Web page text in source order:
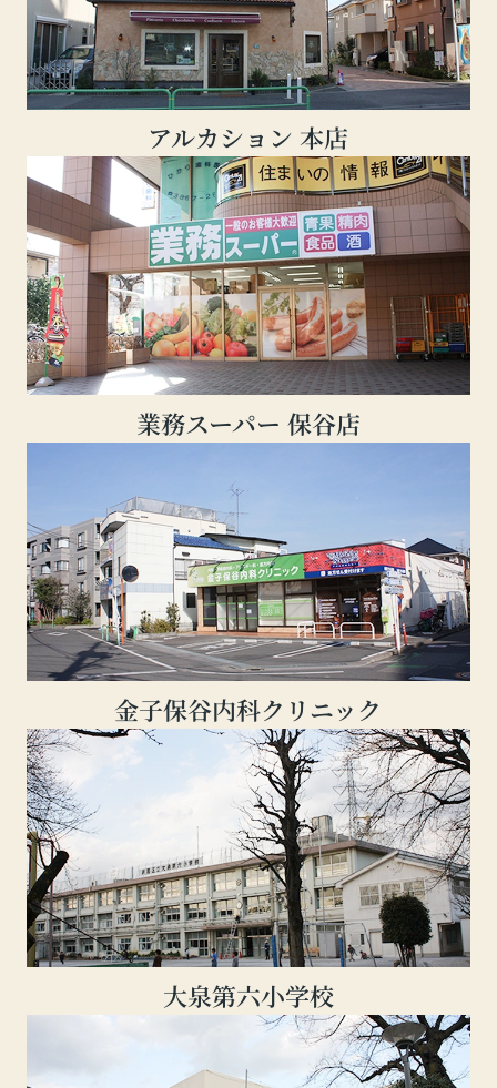
アルカション 本店
業務スーパー 保谷店
金子保谷内科クリニック
大泉第六小学校